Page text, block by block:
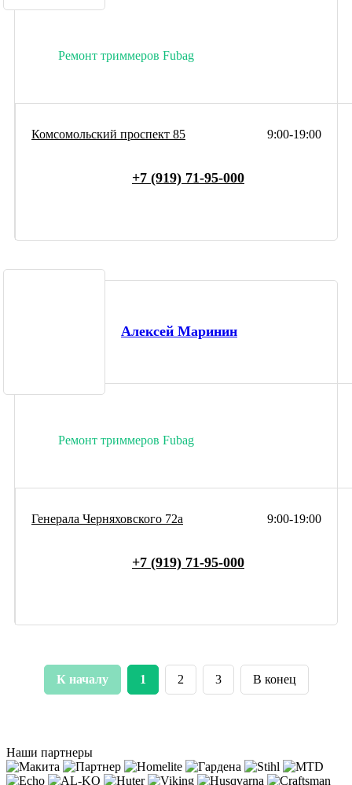
Ремонт триммеров Fubag
9:00-19:00
Комсомольский проспект 85
+7 (919) 71-95-000
Алексей Маринин
Ремонт триммеров Fubag
9:00-19:00
Генерала Черняховского 72а
+7 (919) 71-95-000
К началу 1 2 3 В конец
Наши партнеры